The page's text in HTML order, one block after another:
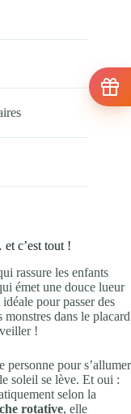
c’est tout !
rassure les enfants
émet une douce lueur
pour passer des
monstres dans le placard
!
personne pour s’allumer
soleil se lève. Et oui :
selon la
rotative, elle